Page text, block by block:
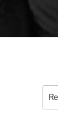
pour
: